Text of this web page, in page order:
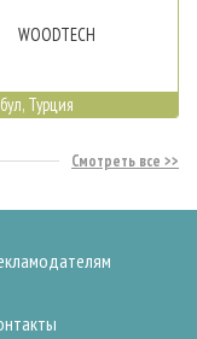
WOODTECH
Турция
Смотреть все